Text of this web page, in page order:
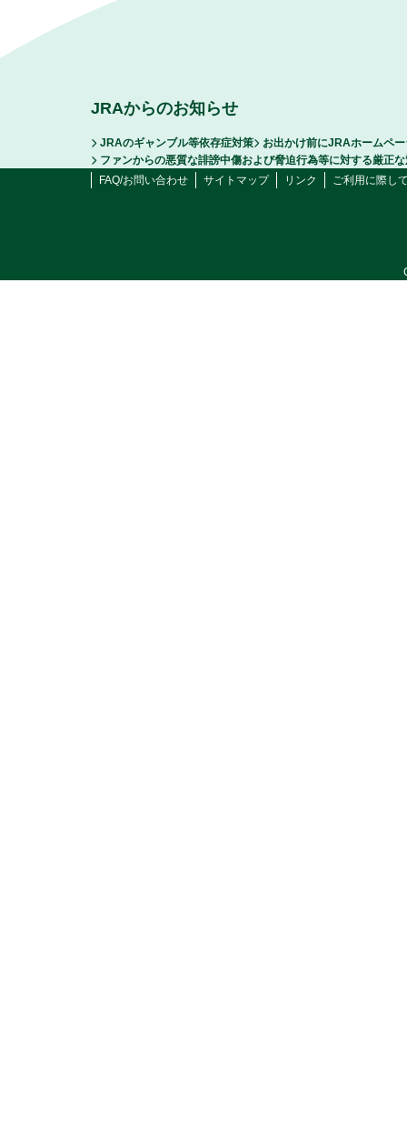
JRAからのお知らせ
JRAのギャンブル等依存症対策
お出かけ前にJRAホームペ
ファンからの悪質な誹謗中傷および脅迫行為等に対する厳正
FAQ/お問い合わせ
サイトマップ リンク ご利用に際し